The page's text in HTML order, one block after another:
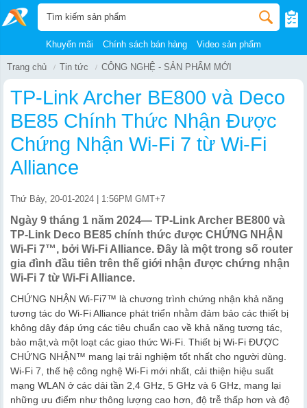
Khuyến mãi Chính sách bán hàng Video sản phẩm
Trang chủ Tin tức CÔNG NGHỆ - SẢN PHẨM MỚI
TP-Link Archer BE800 và Deco
BE85 Chính Thức Nhận Được
Chứng Nhận Wi-Fi 7 từ Wi-Fi
Alliance
Thứ Bảy, 20-01-2024 | 1:56PM GMT+7
Ngày 9 tháng 1 năm 2024— TP-Link Archer BE800 và
TP-Link Deco BE85 chính thức được CHỨNG NHẬN
Wi-Fi 7™, bởi Wi-Fi Alliance. Đây là một trong số router
gia đình đầu tiên trên thế giới nhận được chứng nhận
Wi-Fi 7 từ Wi-Fi Alliance.
CHỨNG NHẬN Wi-Fi7™ là chương trình chứng nhận khả năng
tương tác do Wi-Fi Alliance phát triển nhằm đảm bảo các thiết bị
không dây đáp ứng các tiêu chuẩn cao về khả năng tương tác,
bảo mật,và một loạt các giao thức Wi-Fi. Thiết bị Wi-Fi ĐƯỢC
CHỨNG NHẬN™ mang lại trải nghiệm tốt nhất cho người dùng.
Wi-Fi 7, thế hệ công nghệ Wi-Fi mới nhất, cải thiện hiệu suất
mạng WLAN ở các dải tần 2,4 GHz, 5 GHz và 6 GHz, mang lại
những ưu điểm như thông lượng cao hơn, độ trễ thấp hơn và độ